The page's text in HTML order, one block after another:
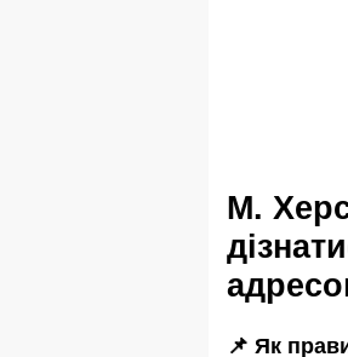
м. Херсон вул. 9 Текстильна
📌 Як